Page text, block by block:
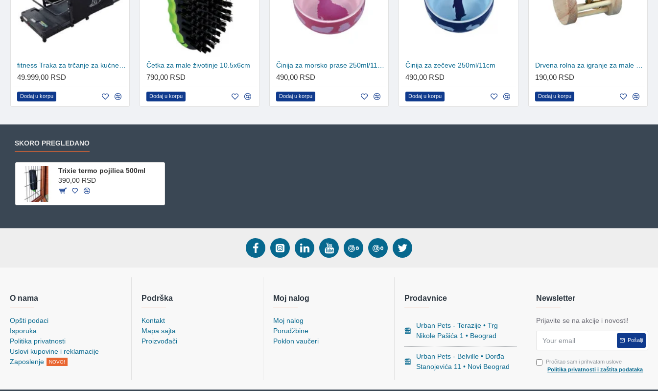
fitness Traka za trčanje za kućne ljubimce TM680
49.999,00 RSD
Dodaj u korpu
Četka za male životinje 10.5x6cm
790,00 RSD
Dodaj u korpu
Činija za morsko prase 250ml/11cm
490,00 RSD
Dodaj u korpu
Činija za zečeve 250ml/11cm
490,00 RSD
Dodaj u korpu
Drvena rolna za igranje za male životinje
190,00 RSD
Dodaj u korpu
SKORO PREGLEDANO
Trixie termo pojilica 500ml
390,00 RSD
O nama
Opšti podaci
Isporuka
Politika privatnosti
Uslovi kupovine i reklamacije
Zaposlenje
NOVO!
Podrška
Kontakt
Mapa sajta
Proizvođači
Moj nalog
Moj nalog
Porudžbine
Poklon vaučeri
Prodavnice
Urban Pets - Terazije • Trg
Nikole Pašića 1 • Beograd
Urban Pets - Belville • Đorđa
Stanojevića 11 • Novi Beograd
Newsletter
Prijavite se na akcije i novosti!
Pošalji
Pročitao sam i prihvatam uslove
Politika privatnosti i zaštita podataka